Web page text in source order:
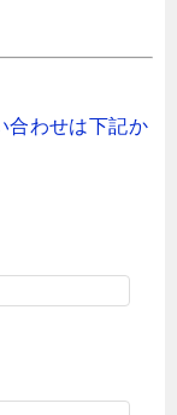
合わせは下記か